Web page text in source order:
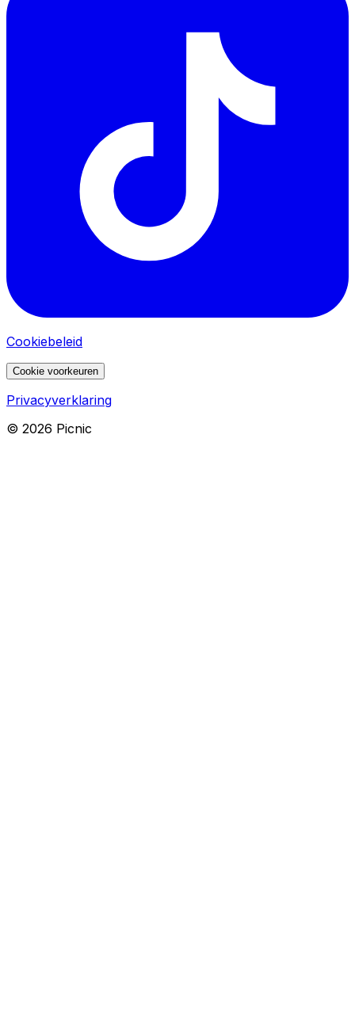
Cookiebeleid
Cookie voorkeuren
Privacyverklaring
© 2026 Picnic